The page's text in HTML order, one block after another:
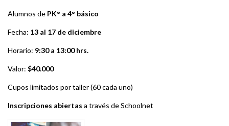
Alumnos de PK° a 4° básico
Fecha: 13 al 17 de diciembre
Horario: 9:30 a 13:00 hrs.
Valor: $40.000
Cupos limitados por taller (60 cada uno)
Inscripciones abiertas a través de Schoolnet